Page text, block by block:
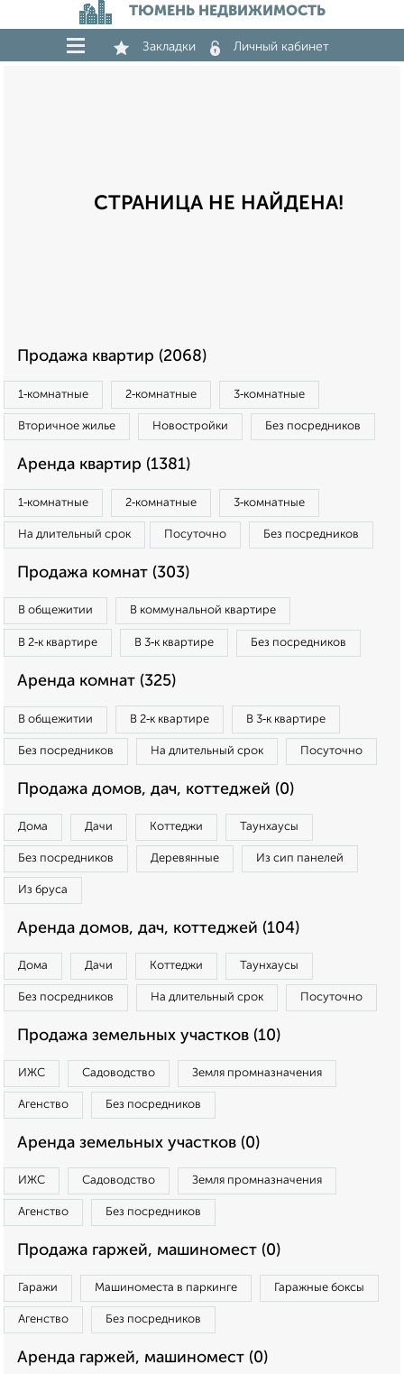
ТЮМЕНЬ НЕДВИЖИМОСТЬ
Закладки Личный кабинет
СТРАНИЦА НЕ НАЙДЕНА!
Продажа квартир (2068)
1‑комнатные 2‑комнатные 3‑комнатные
Вторичное жилье Новостройки Без посредников
Аренда квартир (1381)
1‑комнатные 2‑комнатные 3‑комнатные
На длительный срок Посуточно Без посредников
Продажа комнат (303)
В общежитии В коммунальной квартире
В 2‑к квартире В 3‑к квартире Без посредников
Аренда комнат (325)
В общежитии В 2‑к квартире В 3‑к квартире
Без посредников На длительный срок Посуточно
Продажа домов, дач, коттеджей (0)
Дома Дачи Коттеджи Таунхаусы
Без посредников Деревянные Из сип панелей
Из бруса
Аренда домов, дач, коттеджей (104)
Дома Дачи Коттеджи Таунхаусы
Без посредников На длительный срок Посуточно
Продажа земельных участков (10)
ИЖС Садоводство Земля промназначения
Агенство Без посредников
Аренда земельных участков (0)
ИЖС Садоводство Земля промназначения
Агенство Без посредников
Продажа гаржей, машиномест (0)
Гаражи Машиноместа в паркинге Гаражные боксы
Агенство Без посредников
Аренда гаржей, машиномест (0)